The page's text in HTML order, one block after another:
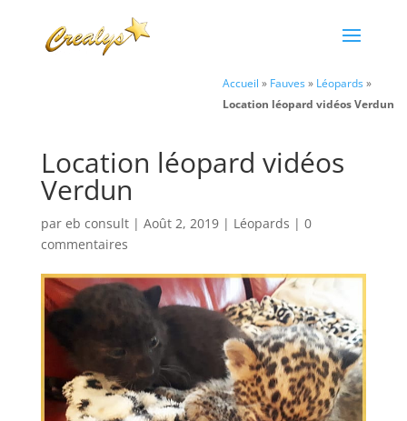
Accueil » Fauves» Léopards»
Location léopard vidéos Verdun
Location léopard vidéos
Verdun
par eb consult| Août 2, 2019| Léopards | 0
commentaires